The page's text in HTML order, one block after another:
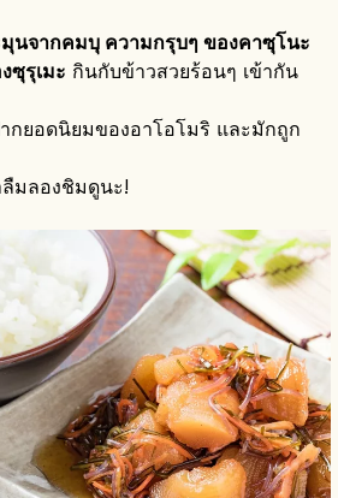
นจากคมบุ ความกรุบๆ ของคาซุโนะ
ซุรุเมะ กินกับข้าวสวยร้อนๆ เข้ากัน
ากยอดนิยมของอาโอโมริ และมักถูก
ลืมลองชิมดูนะ!